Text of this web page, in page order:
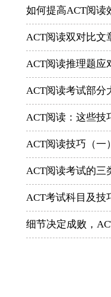
如何提高ACT阅读
ACT阅读双对比文
ACT阅读推理题应
ACT阅读考试部分
ACT阅读：这些技
ACT阅读技巧（一）
ACT阅读考试的三
ACT考试科目及技
细节决定成败，